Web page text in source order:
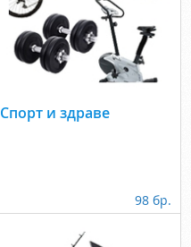
Спорт и здраве
98 бр.